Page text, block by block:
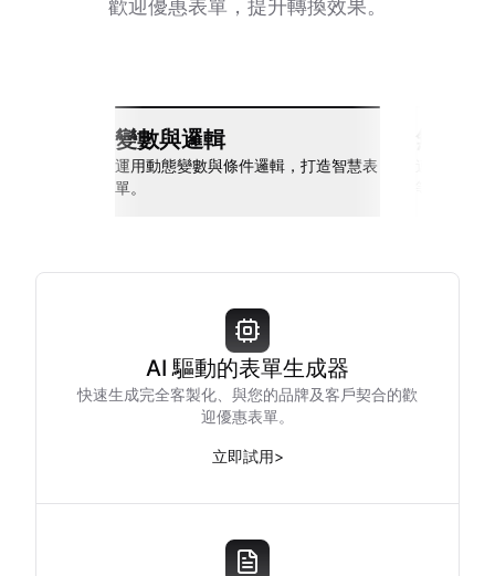
歡迎優惠表單，提升轉換效果。
變數與邏輯
運用動態變數與條件邏輯，打造智慧表
單。
AI 驅動的表單生成器
快速生成完全客製化、與您的品牌及客戶契合的歡
迎優惠表單。
立即試用>